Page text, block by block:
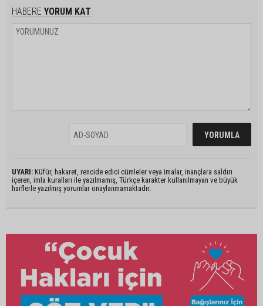
HABERE YORUM KAT
UYARI: Küfür, hakaret, rencide edici cümleler veya imalar, inançlara saldırı
içeren, imla kuralları ile yazılmamış, Türkçe karakter kullanılmayan ve büyük
harflerle yazılmış yorumlar onaylanmamaktadır.